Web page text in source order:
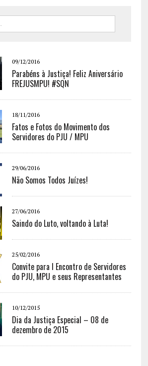
09/12/2016
Parabéns à Justiça! Feliz Aniversário
FREJUSMPU! #SQN
18/11/2016
Fatos e Fotos do Movimento dos
Servidores do PJU / MPU
29/06/2016
Não Somos Todos Juízes!
27/06/2016
Saindo do Luto, voltando à Luta!
25/02/2016
Convite para I Encontro de Servidores
do PJU, MPU e seus Representantes
10/12/2015
Dia da Justiça Especial – 08 de
dezembro de 2015